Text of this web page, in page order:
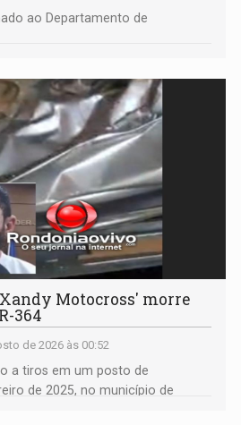
ao Departamento de
Motocross' morre
364
de 2026 às 00:52
a tiros em um posto de
de 2025, no município de